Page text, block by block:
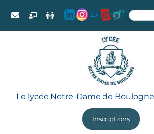
Le lycée Notre-Dame de Boulogne
Inscriptions